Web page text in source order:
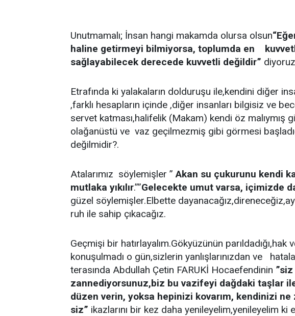
Unutmamalı; İnsan hangi makamda olursa olsun
haline getirmeyi bilmiyorsa, toplumda en
sağlayabilecek derecede kuvvetli değildir”
Etrafında ki yalakaların dolduruşu ile,kendini diğer
,farklı hesapların içinde ,diğer insanları bilgisiz ve
servet katması,halifelik (Makam) kendi öz malıymış
olağanüstü ve vaz geçilmezmiş gibi görmesi
değilmidir?.
Atalarımız söylemişler ”Akan su çukurunu kendi
mutlaka yıkılır.””Gelecekte umut varsa, içimizde
güzel söylemişler.Elbette
ruh ile sahip çıkacağız.
Geçmişi bir hatırlayalım.Gökyüzünün
konuşulmadı o gün,sizlerin yanlışlarınızdan ve
terasında Abdullah Çetin FARUKİ Hocaefendinin
zannediyorsunuz,biz bu vazifeyi dağdaki taşlar
düzen verin, yoksa hepinizi kovarım, kendinizi
siz” ikazlarını bir kez daha yenileyelim,yenileyelim ki